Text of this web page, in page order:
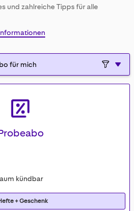
und zahlreiche Tipps für alle
kündbar
+ Geschenk